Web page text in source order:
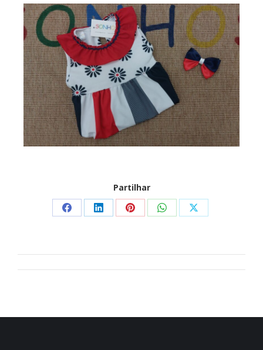
Partilhar